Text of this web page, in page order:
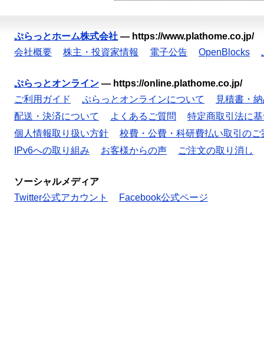
ぷらっとホーム株式会社 — https://www.plathome.co.jp/
会社概要
株主・投資家情報 電子公告 OpenBlocks
ぷらっとオンライン — https://online.plathome.co.jp/
ご利用ガイド
ぷらっとオンラインについて
見積書・
配送・決済について
よくあるご質問
特定商取引法に
個人情報取り扱い方針
校費・公費・科研費払い取引のご
IPv6への取り組み
お客様からの声 ご注文の取り消し
ソーシャルメディア
Twitter公式アカウント
Facebook公式ページ